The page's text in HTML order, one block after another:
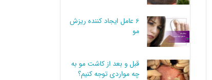
6 عامل ایجاد کننده ریزش
مو
قبل و بعد از کاشت مو به
چه مواردی توجه کنیم؟